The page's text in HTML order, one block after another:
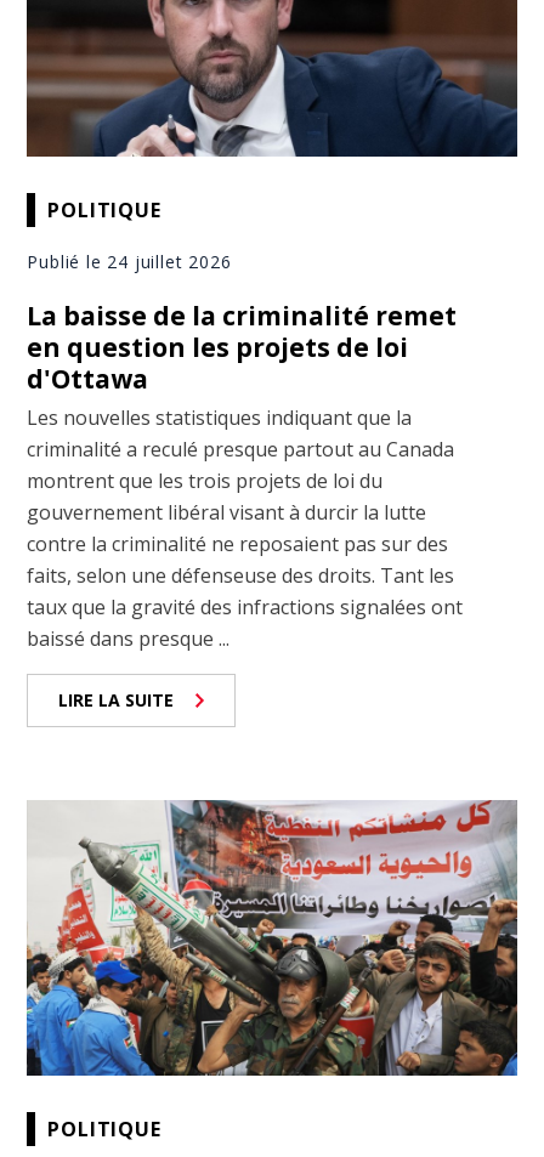
POLITIQUE
Publié le 24 juillet 2026
La baisse de la criminalité remet
en question les projets de loi
d'Ottawa
Les nouvelles statistiques indiquant que la
criminalité a reculé presque partout au Canada
montrent que les trois projets de loi du
gouvernement libéral visant à durcir la lutte
contre la criminalité ne reposaient pas sur des
faits, selon une défenseuse des droits. Tant les
taux que la gravité des infractions signalées ont
baissé dans presque ...
LIRE LA SUITE
POLITIQUE